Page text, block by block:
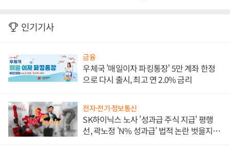
인기기사
금융
우체국 '매일이자 파킹통장' 5만 계좌 한정
으로 다시 출시, 최고 연 2.0% 금리
전자·전기·정보통신
SK하이닉스 노사 '성과급 주식 지급' 평행
선, 곽노정 'N% 성과급' 법적 논란 벗을지 주